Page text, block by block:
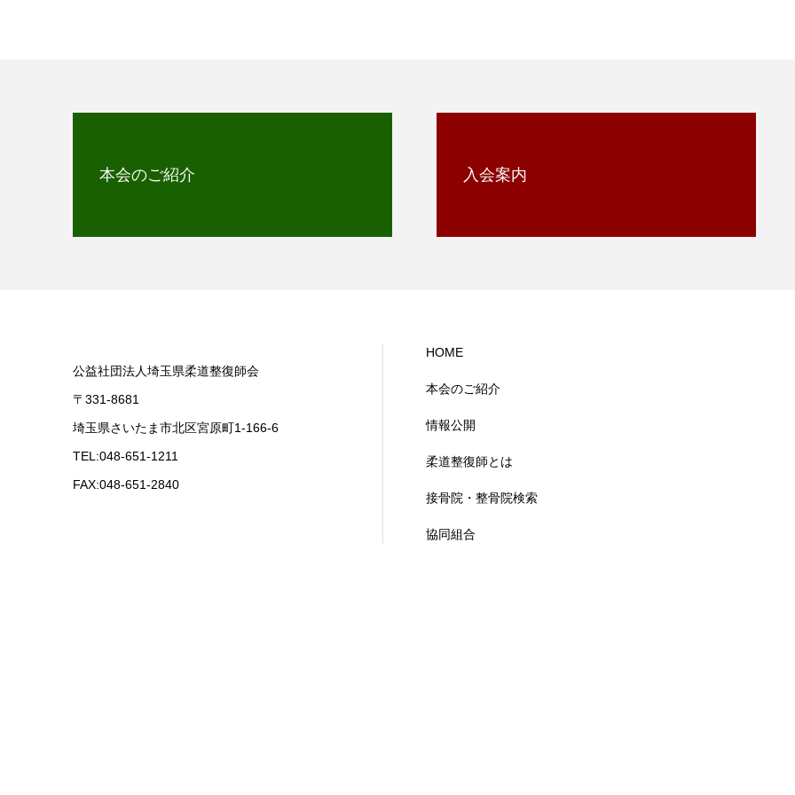
本会のご紹介 入会案内
公益社団法人埼玉県柔道整復師会
〒331-8681
埼玉県さいたま市北区宮原町1-166-6
TEL:048-651-1211
FAX:048-651-2840
HOME
本会のご紹介
情報公開
柔道整復師とは
接骨院・整骨院検索
協同組合